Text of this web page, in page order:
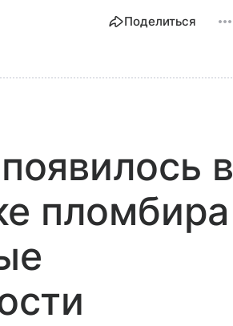
Поделиться
в
пломбира